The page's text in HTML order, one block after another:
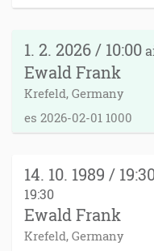
1. 2. 2026 / 10:00
Ewald Frank
Krefeld, Germany
es 2026-02-01 1000
14. 10. 1989 /
19:30
Ewald Frank
Krefeld, Germany